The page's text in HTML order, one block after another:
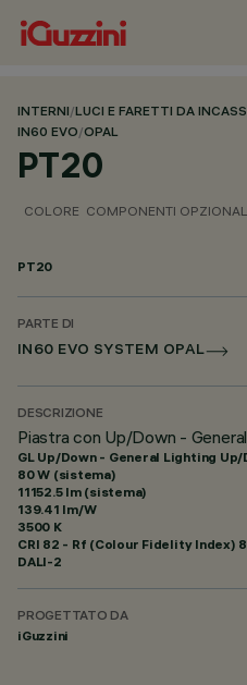
INTERNI/LUCI E FARETTI DA
IN60 EVO/OPAL
PT20
COLORE COMPONENTI
PT20
PARTE DI
IN60 EVO SYSTEM OPAL
DESCRIZIONE
Piastra con Up/Down -
GL Up/Down - General Lighting Up/
80 W (sistema)
11152.5 lm (sistema)
139.41 lm/W
3500 K
CRI 82 - Rf (Colour Fidelity Index)
DALI-2
PROGETTATO DA
iGuzzini